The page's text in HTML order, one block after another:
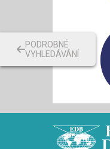
PODROBNÉ
VYHLEDÁVÁNÍ